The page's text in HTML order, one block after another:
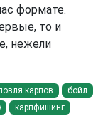
формате.
то и
нежели
карпов
бойл
карпфишинг